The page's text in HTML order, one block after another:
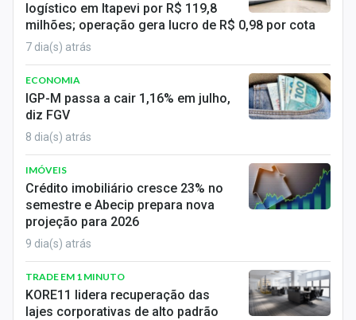
logístico em Itapevi por R$ 119,8
milhões; operação gera lucro de R$ 0,98 por cota
7 dia(s) atrás
ECONOMIA
IGP-M passa a cair 1,16% em julho,
diz FGV
8 dia(s) atrás
IMÓVEIS
Crédito imobiliário cresce 23% no
semestre e Abecip prepara nova
projeção para 2026
9 dia(s) atrás
TRADE EM 1 MINUTO
KORE11 lidera recuperação das
lajes corporativas de alto padrão